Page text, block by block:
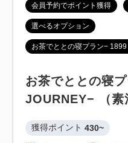
会員予約でポイント獲得
選べるオプション
お茶でととの寝プラン−
お茶でととの寝
JOURNEY− （素
獲得ポイント 430~